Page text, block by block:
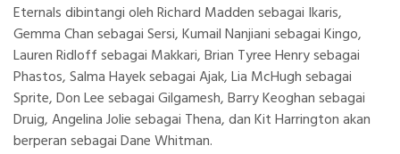
Eternals dibintangi oleh Richard Madden sebagai Ikaris,
Gemma Chan sebagai Sersi, Kumail Nanjiani sebagai Kingo,
Lauren Ridloff sebagai Makkari, Brian Tyree Henry sebagai
Phastos, Salma Hayek sebagai Ajak, Lia McHugh sebagai
Sprite, Don Lee sebagai Gilgamesh, Barry Keoghan sebagai
Druig,Angelina Joliesebagai Thena, danKit Harringtonakan
berperan sebagai Dane Whitman.